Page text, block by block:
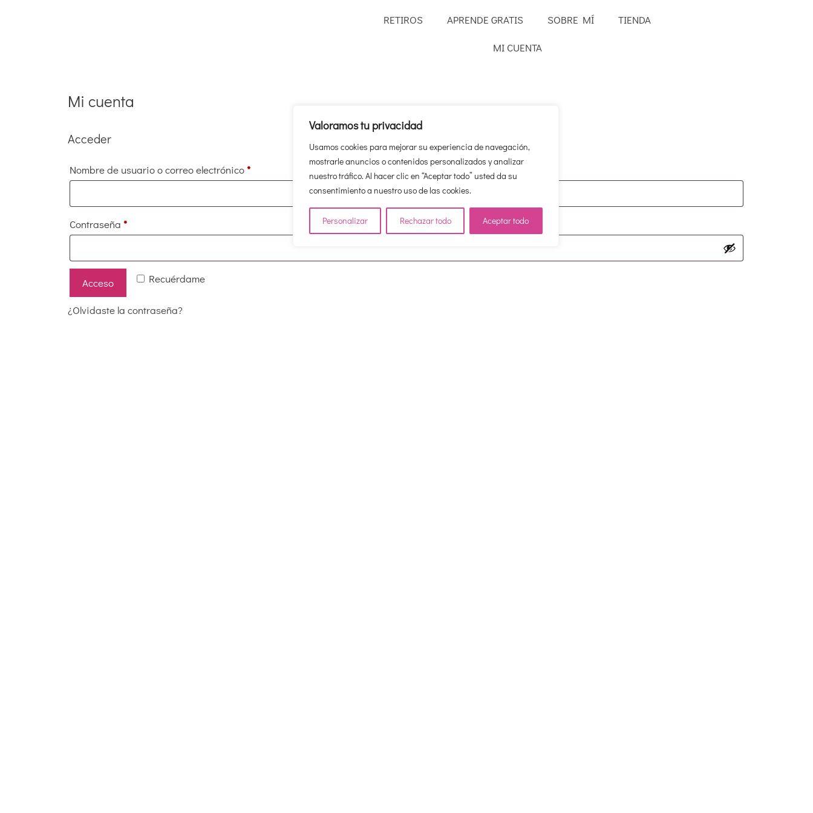
Valoramos tu privacidad
Usamos cookies para mejorar su experiencia de navegación,
mostrarle anuncios o contenidos personalizados y analizar
nuestro tráfico. Al hacer clic en “Aceptar todo” usted da su
consentimiento a nuestro uso de las cookies.
Personalizar Rechazar todo Aceptar todo
RETIROS APRENDE GRATIS SOBRE MÍ
TIENDA
MI CUENTA
Mi cuenta
Acceder
Nombre de usuario o correo electrónico*
Contraseña *
Recuérdame
Acceso
¿Olvidaste la contraseña?